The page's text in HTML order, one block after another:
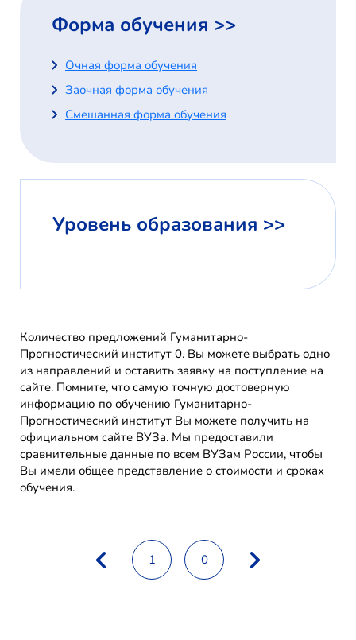
Форма обучения >>
Очная форма обучения
Заочная форма обучения
Смешанная форма обучения
Уровень образования >>
Количество предложений Гуманитарно-
Прогностический институт 0. Вы можете выбрать одно
из направлений и оставить заявку на поступление на
сайте. Помните, что самую точную достоверную
информацию по обучению Гуманитарно-
Прогностический институт Вы можете получить на
официальном сайте ВУЗа. Мы предоставили
сравнительные данные по всем ВУЗам России, чтобы
Вы имели общее представление о стоимости и сроках
обучения.
1 0